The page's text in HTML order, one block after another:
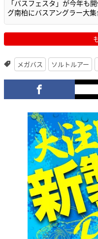
「バスフェスタ」が今年も
グ南柏にバスアングラー大集
メガバス ソルトルアー